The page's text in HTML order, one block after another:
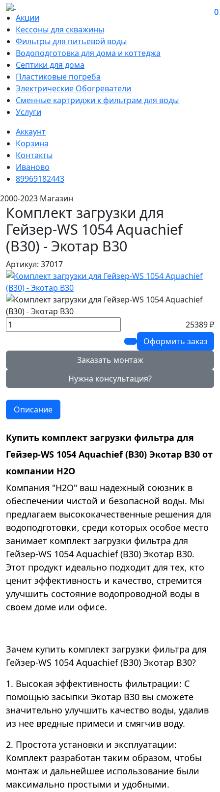
0
0
Акции
Кессоны для скважины
Фильтры для питьевой воды
Водоподготовка для дома и коттеджа
Септики для дома
Пластиковые погреба
Электрические Обогреватели
Сменные картриджи к фильтрам для воды
Услуги
Аккаунт
Корзина
Контакты
Иваново
89969182443
2000-2023 Магазин
Комплект загрузки для
Гейзер-WS 1054 Aquachief
(B30) - Экотар В30
Артикул: 37017
25389 ₽
Оформить заказ
Заказать монтаж
Нужна консультация?
Описание
Купить комплект загрузки фильтра для
Гейзер-WS 1054 Aquachief (B30) Экотар В30 от
компании Н2О
Компания "Н2О" ваш надежный союзник в
обеспечении чистой и безопасной воды. Мы
предлагаем высококачественные решения для
водоподготовки, среди которых особое место
занимает комплект загрузки фильтра для
Гейзер-WS 1054 Aquachief (B30) Экотар В30.
Этот продукт идеально подходит для тех, кто
ценит эффективность и качество, стремится
улучшить состояние водопроводной воды в
своем доме или офисе.
Зачем купить комплект загрузки фильтра для
Гейзер-WS 1054 Aquachief (B30) Экотар В30?
1. Высокая эффективность фильтрации: С
помощью засыпки Экотар В30 вы сможете
значительно улучшить качество воды, удалив
из нее вредные примеси и смягчив воду.
2. Простота установки и эксплуатации:
Комплект разработан таким образом, чтобы
монтаж и дальнейшее использование были
максимально простыми и удобными.